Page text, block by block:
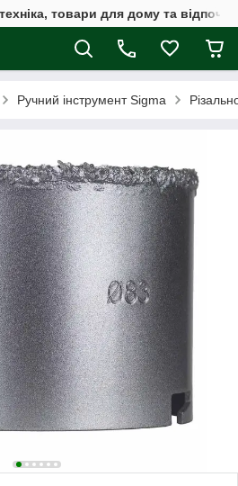
товари для дому та
Ручний інструмент Sigma